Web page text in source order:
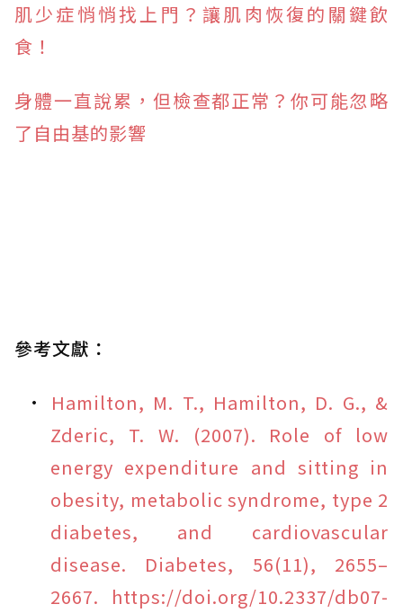
肌少症悄悄找上門？讓肌肉恢復的關鍵飲
食！
身體一直說累，但檢查都正常？你可能忽略
了自由基的影響
參考文獻：
Hamilton, M. T., Hamilton, D. G., &
Zderic, T. W. (2007). Role of low
energy expenditure and sitting in
obesity, metabolic syndrome, type 2
diabetes, and cardiovascular
disease. Diabetes, 56(11), 2655–
2667. https://doi.org/10.2337/db07-